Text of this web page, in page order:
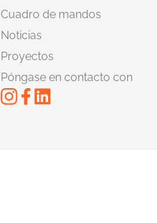
Cuadro de mandos
Noticias
Proyectos
Póngase en contacto con